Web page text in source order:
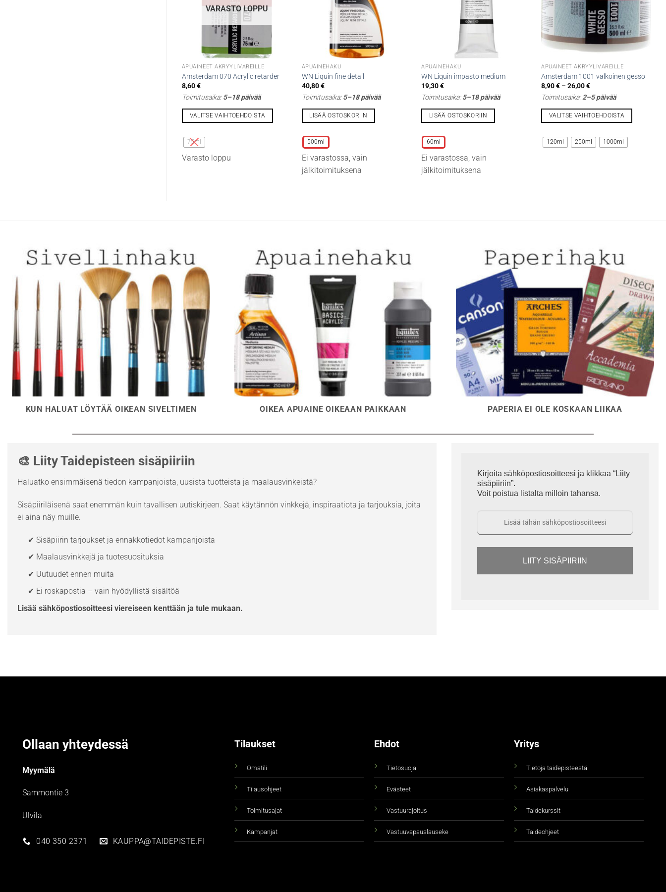
VARASTO LOPPU
APUAINEET AKRYYLIVÄREILLE
Amsterdam 070 Acrylic retarder
8,60€
Toimitusaika:5–18 päivää
VALITSE VAIHTOEHDOISTA
tuotteella
useampi
75ml
Varasto loppu
APUAINEHAKU
WN Liquin fine detail
40,80€
Toimitusaika:5–18 päivää
LISÄÄ OSTOSKORIIN
tuotteella
on
useampi
muunnelma.
500ml
Ei varastossa, vain
jälkitoimituksena
APUAINEHAKU
WN Liquin impasto medium
19,30€
Toimitusaika:5–18 päivää
LISÄÄ OSTOSKORIIN
tuotteella
on
useampi
muunnelma.
60ml
Ei varastossa, vain
jälkitoimituksena
APUAINEET AKRYYLIVÄREILLE
Amsterdam 1001 valkoinen gesso
8,90€ – 26,00€Hintaluokka:
8,90 €
-
Toimitusaika:2–5 päivää
VALITSE VAIHTOEHDOISTA
tuotteella
120ml 250ml 1000ml
KUN HALUAT LÖYTÄÄ OIKEAN SIVELTIMEN OIKEA APUAINE OIKEAAN PAIKKAAN PAPERIA EI OLE KOSKAAN LIIKAA
🎨 Liity Taidepisteen sisäpiiriin
Haluatko ensimmäisenä tiedon kampanjoista, uusista tuotteista ja maalausvinkeistä?
Sisäpiiriläisenä saat enemmän kuin tavallisen uutiskirjeen. Saat käytännön vinkkejä, inspiraatiota ja tarjouksia, joita
ei aina näy muille.
✔ Sisäpiirin tarjoukset ja ennakkotiedot kampanjoista
✔ Maalausvinkkejä ja tuotesuosituksia
✔ Uutuudet ennen muita
✔ Ei roskapostia – vain hyödyllistä sisältöä
Lisää sähköpostiosoitteesi viereiseen kenttään ja tule mukaan.
Kirjoita sähköpostiosoitteesi ja klikkaa “Liity
sisäpiiriin”.
Voit poistua listalta milloin tahansa.
LIITY SISÄPIIRIIN
Ollaan yhteydessä
Myymälä
Sammontie 3
Ulvila
040 350 2371 KAUPPA@TAIDEPISTE.FI
Tilaukset
Omatili
Tilausohjeet
Toimitusajat
Kampanjat
Ehdot
Tietosuoja
Evästeet
Vastuurajoitus
Vastuuvapauslauseke
Yritys
Tietoja taidepisteestä
Asiakaspalvelu
Taidekurssit
Taideohjeet